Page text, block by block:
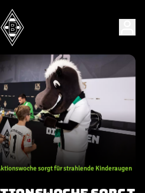
sorgt für strahlende Kinderaugen